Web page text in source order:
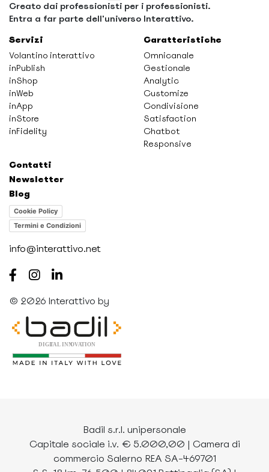
Creato dai professionisti per i professionisti.
Entra a far parte dell'universo Interattivo.
Servizi
Volantino interattivo
inPublish
inShop
inWeb
inApp
inStore
inFidelity
Caratteristiche
Omnicanale
Gestionale
Analytic
Customize
Condivisione
Satisfaction
Chatbot
Responsive
Contatti
Newsletter
Blog
Cookie Policy
Termini e Condizioni
info@interattivo.net
© 2026 Interattivo by
Badil s.r.l. unipersonale
Capitale sociale i.v. € 5.000,00 | Camera di
commercio Salerno REA SA-469701